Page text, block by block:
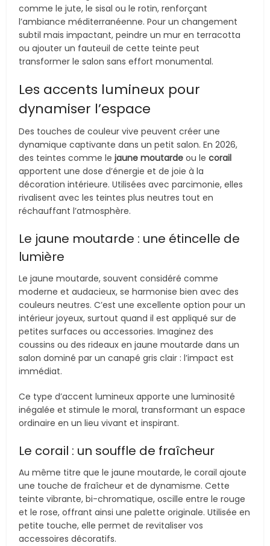
comme le jute, le sisal ou le rotin, renforçant
l’ambiance méditerranéenne. Pour un changement
subtil mais impactant, peindre un mur en terracotta
ou ajouter un fauteuil de cette teinte peut
transformer le salon sans effort monumental.
Les accents lumineux pour
dynamiser l’espace
Des touches de couleur vive peuvent créer une
dynamique captivante dans un petit salon. En 2026,
des teintes comme lejaune moutarde ou lecorail
apportent une dose d’énergie et de joie à la
décoration intérieure. Utilisées avec parcimonie, elles
rivalisent avec les teintes plus neutres tout en
réchauffant l’atmosphère.
Le jaune moutarde : une étincelle de
lumière
Le jaune moutarde, souvent considéré comme
moderne et audacieux, se harmonise bien avec des
couleurs neutres. C’est une excellente option pour un
intérieur joyeux, surtout quand il est appliqué sur de
petites surfaces ou accessories. Imaginez des
coussins ou des rideaux en jaune moutarde dans un
salon dominé par un canapé gris clair : l’impact est
immédiat.
Ce type d’accent lumineux apporte une luminosité
inégalée et stimule le moral, transformant un espace
ordinaire en un lieu vivant et inspirant.
Le corail : un souffle de fraîcheur
Au même titre que le jaune moutarde, le corail ajoute
une touche de fraîcheur et de dynamisme. Cette
teinte vibrante, bi-chromatique, oscille entre le rouge
et le rose, offrant ainsi une palette originale. Utilisée en
petite touche, elle permet de revitaliser vos
accessoires décoratifs.